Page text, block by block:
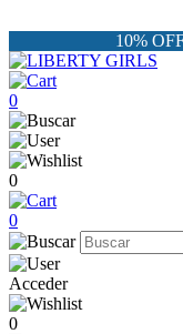
10%
0
0
0
Acceder
0